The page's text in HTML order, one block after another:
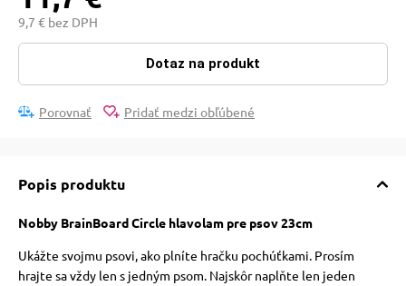
mačky
poukazy
9,7 € bez DPH
Dotaz na produkt
Porovnať Pridať medzi obľúbené
Popis produktu
Nobby BrainBoard Circle hlavolam pre psov 23cm
Ukážte svojmu psovi, ako plníte hračku pochúťkami. Prosím
hrajte sa vždy len s jedným psom. Najskôr naplňte len jeden